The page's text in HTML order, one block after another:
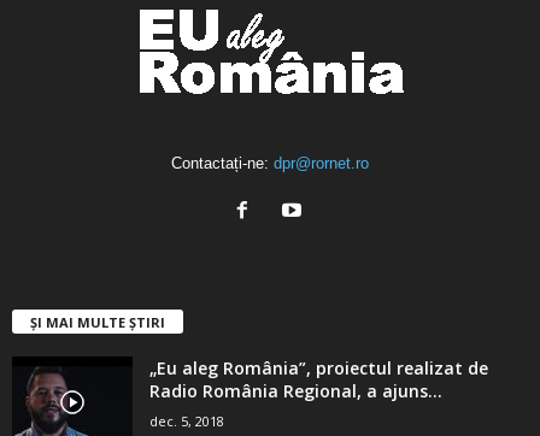
Contactați-ne: dpr@rornet.ro
ȘI MAI MULTE ȘTIRI
„Eu aleg România”, proiectul realizat de
Radio România Regional, a ajuns...
dec. 5, 2018